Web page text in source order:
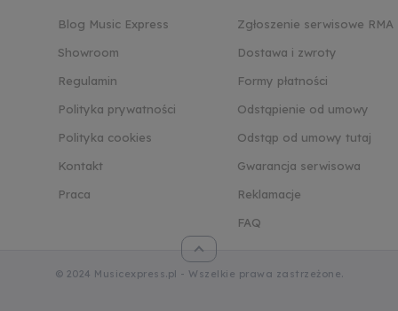
Blog Music Express
Showroom
Regulamin
Polityka prywatności
Polityka cookies
Kontakt
Praca
Zgłoszenie serwisowe RMA
Dostawa i zwroty
Formy płatności
Odstąpienie od umowy
Odstąp od umowy tutaj
Gwarancja serwisowa
Reklamacje
FAQ
© 2024 Musicexpress.pl - Wszelkie prawa zastrzeżone.